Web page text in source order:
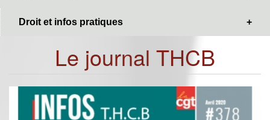
Droit et infos pratiques
Le journal THCB